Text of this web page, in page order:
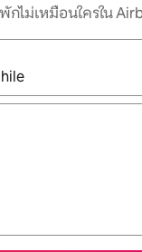
ไม่เหมือนใครใน
อใช้การสัมผัสหรือปัด เพื่